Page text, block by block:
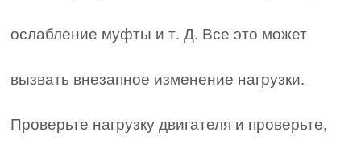
ослабление муфты и т. Д. Все это может
вызвать внезапное изменение нагрузки.
Проверьте нагрузку двигателя и проверьте,